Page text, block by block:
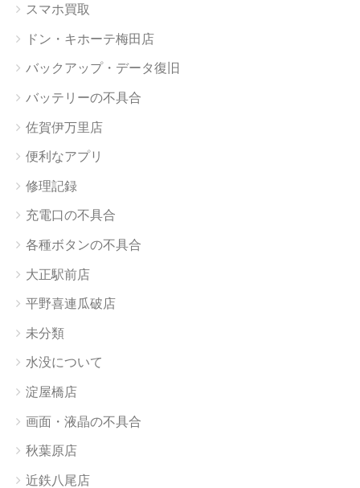
スマホ買取
ドン・キホーテ梅田店
バックアップ・データ復旧
バッテリーの不具合
佐賀伊万里店
便利なアプリ
修理記録
充電口の不具合
各種ボタンの不具合
大正駅前店
平野喜連瓜破店
未分類
水没について
淀屋橋店
画面・液晶の不具合
秋葉原店
近鉄八尾店